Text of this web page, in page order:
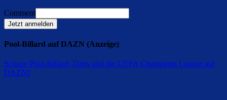
Comment
Jetzt anmelden
Pool-Billard auf DAZN (Anzeige)
Schaue Pool-Billard, Darts und die UEFA Champions League auf
DAZN!